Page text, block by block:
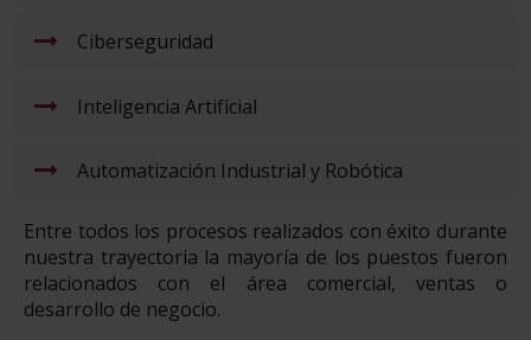
Ciberseguridad
Inteligencia Artificial
Automatización Industrial y Robótica
Entre todos los procesos realizados con éxito durante
nuestra trayectoria la mayoría de los puestos fueron
relacionados con el área comercial, ventas o
desarrollo de negocio.